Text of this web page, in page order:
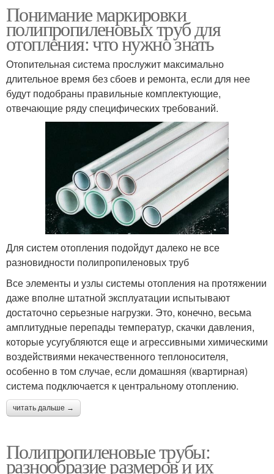
Понимание маркировки
полипропиленовых труб для
отопления: что нужно знать
Отопительная система прослужит максимально
длительное время без сбоев и ремонта, если для нее
будут подобраны правильные комплектующие,
отвечающие ряду специфических требований.
Для систем отопления подойдут далеко не все
разновидности полипропиленовых труб
Все элементы и узлы системы отопления на протяжении
даже вполне штатной эксплуатации испытывают
достаточно серьезные нагрузки. Это, конечно, весьма
амплитудные перепады температур, скачки давления,
которые усугубляются еще и агрессивными химическими
воздействиями некачественного теплоносителя,
особенно в том случае, если домашняя (квартирная)
система подключается к центральному отоплению.
читать дальше →
Полипропиленовые трубы:
разнообразие размеров и их